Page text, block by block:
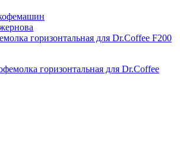
горизонтальная для Dr.Coffee F200